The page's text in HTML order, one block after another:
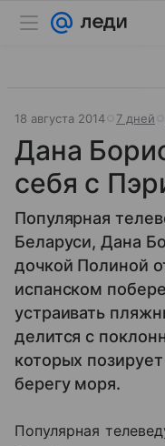
18 августа 2014 7 дней
Дана
себя с
Популярная
Беларуси, Дана
дочкой Полиной
испанском
устраивать
делится с
которых
берегу моря.
Популярная